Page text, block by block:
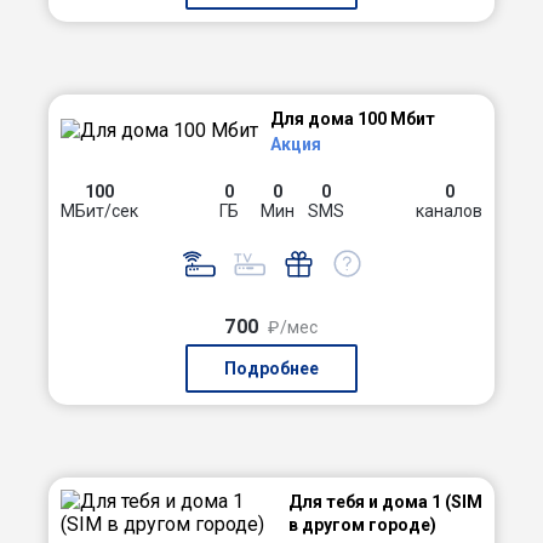
Для дома 100 Мбит
Акция
100
МБит/сек
0
ГБ
0
Мин
0
SMS
0
каналов
700 ₽/мес
Подробнее
Для тебя и дома 1 (SIM
в другом городе)